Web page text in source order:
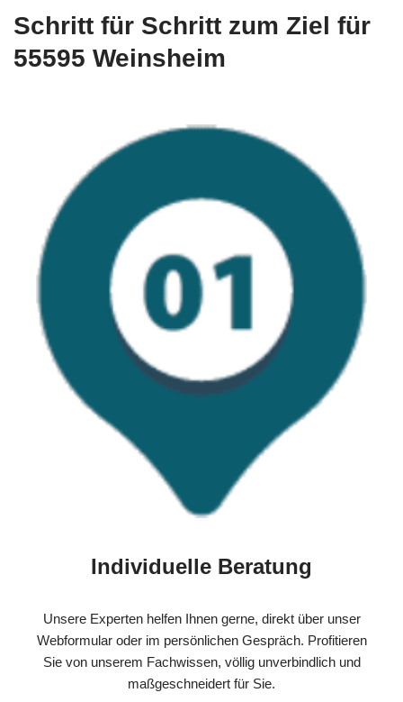
Schritt für Schritt zum Ziel für
55595 Weinsheim
Individuelle Beratung
Unsere Experten helfen Ihnen gerne, direkt über unser
Webformular oder im persönlichen Gespräch. Profitieren
Sie von unserem Fachwissen, völlig unverbindlich und
maßgeschneidert für Sie.